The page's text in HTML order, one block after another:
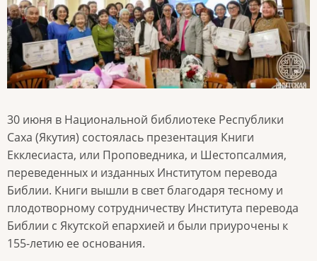
30 июня в Национальной библиотеке Республики
Саха (Якутия) состоялась презентация Книги
Екклесиаста, или Проповедника, и Шестопсалмия,
переведенных и изданных Институтом перевода
Библии. Книги вышли в свет благодаря тесному и
плодотворному сотрудничеству Института перевода
Библии с Якутской епархией и были приурочены к
155-летию ее основания.